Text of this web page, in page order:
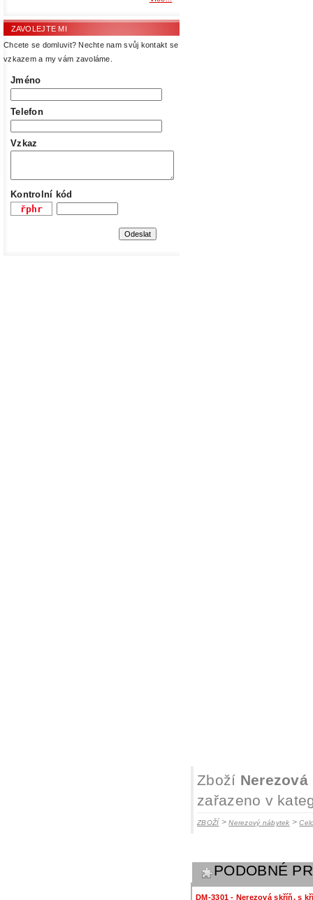
ZAVOLEJTE MI
Chcete se domluvit? Nechte nam svůj kontakt se
vzkazem a my vám zavoláme.
Jméno
Telefon
Vzkaz
Kontrolní kód
Zboží
zařazeno v
ZBOŽÍ >Nerezový nábytek >
PODOBNÉ
DM-3301 - Nerezová skříň, s